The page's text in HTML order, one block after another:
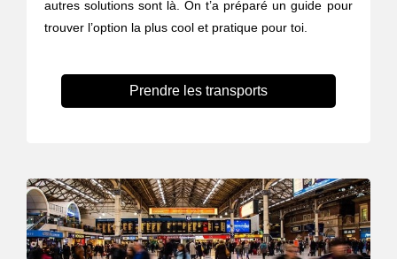
autres solutions sont là. On t’a préparé un guide pour
trouver l’option la plus cool et pratique pour toi.
Prendre les transports